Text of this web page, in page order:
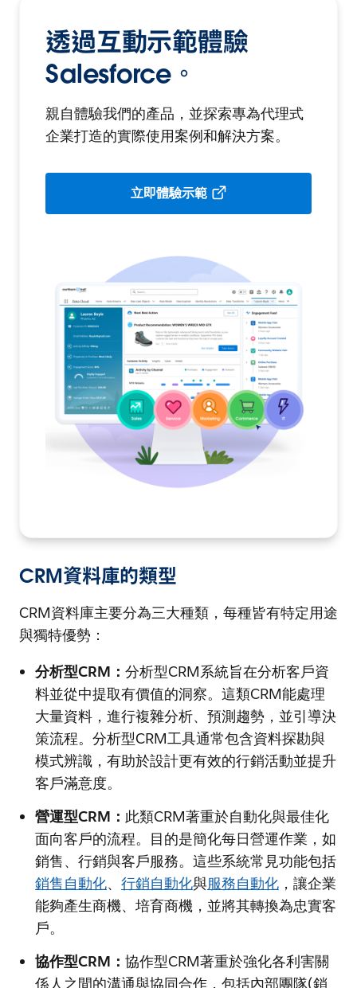
透過互動示範體驗
Salesforce。
親自體驗我們的產品，並探索專為代理式
企業打造的實際使用案例和解決方案。
立即體驗示範
CRM資料庫的類型
CRM資料庫主要分為三大種類，每種皆有特定用途
與獨特優勢：
分析型CRM： 分析型CRM系統旨在分析客戶資
料並從中提取有價值的洞察。這類CRM能處理
大量資料，進行複雜分析、預測趨勢，並引導決
策流程。分析型CRM工具通常包含資料探勘與
模式辨識，有助於設計更有效的行銷活動並提升
客戶滿意度。
營運型CRM： 此類CRM著重於自動化與最佳化
面向客戶的流程。目的是簡化每日營運作業，如
銷售、行銷與客戶服務。這些系統常見功能包括
銷售自動化、 行銷自動化與服務自動化，讓企業
能夠產生商機、培育商機，並將其轉換為忠實客
戶。
協作型CRM： 協作型CRM著重於強化各利害關
係人之間的溝通與協同合作，包括內部團隊(銷